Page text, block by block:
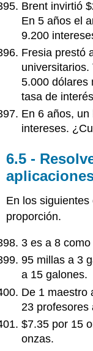
Brent invirtió
En 5 años el
9.200
Fresia prestó
5.000 dólares
tasa de
En 6 años,
intereses.
6.5 -
En los
proporción.
3 es a 8
95 millas a 3
a 15 galones.
De 1 maestro
23 profesores
$7.35 por 15
onzas.